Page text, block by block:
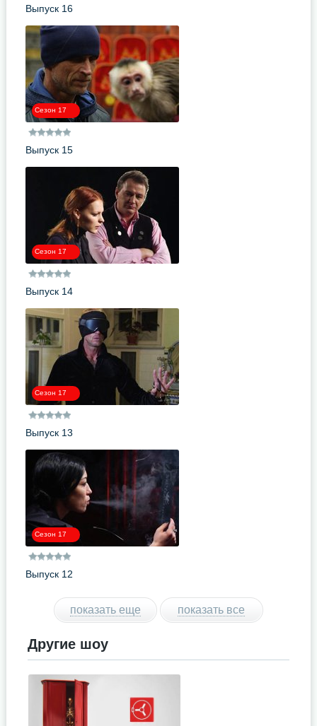
Выпуск 16
Сезон 17
Выпуск 15
Сезон 17
Выпуск 14
Сезон 17
Выпуск 13
Сезон 17
Выпуск 12
показать еще показать все
Другие шоу